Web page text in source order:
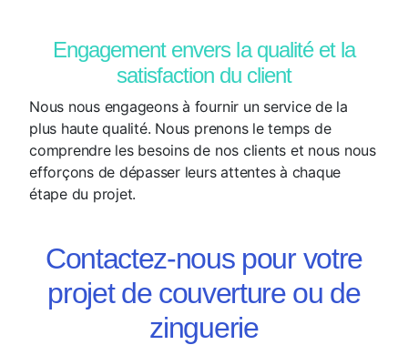
Engagement envers la qualité et la
satisfaction du client
Nous nous engageons à fournir un service de la
plus haute qualité. Nous prenons le temps de
comprendre les besoins de nos clients et nous nous
efforçons de dépasser leurs attentes à chaque
étape du projet.
Contactez-nous pour votre
projet de couverture ou de
zinguerie